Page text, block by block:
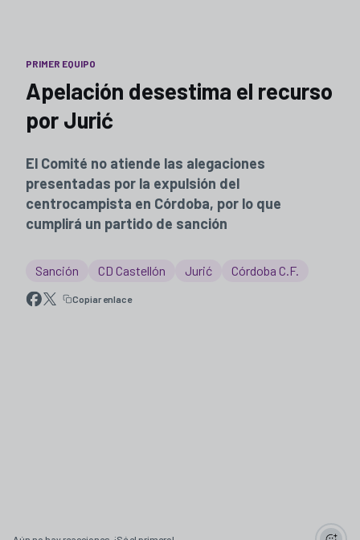
PRIMER EQUIPO
Apelación desestima el recurso
por Jurić
El Comité no atiende las alegaciones
presentadas por la expulsión del
centrocampista en Córdoba, por lo que
cumplirá un partido de sanción
Sanción CD Castellón Jurić Córdoba C.F.
Copiar enlace